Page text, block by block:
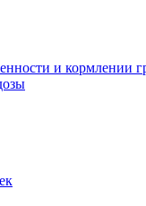
и кормлении